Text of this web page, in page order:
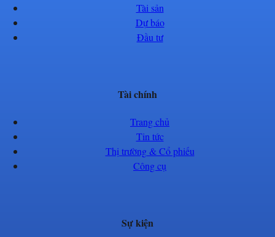
Tài sản
Dự báo
Đầu tư
Tài chính
Trang chủ
Tin tức
Thị trường & Cổ phiếu
Công cụ
Sự kiện